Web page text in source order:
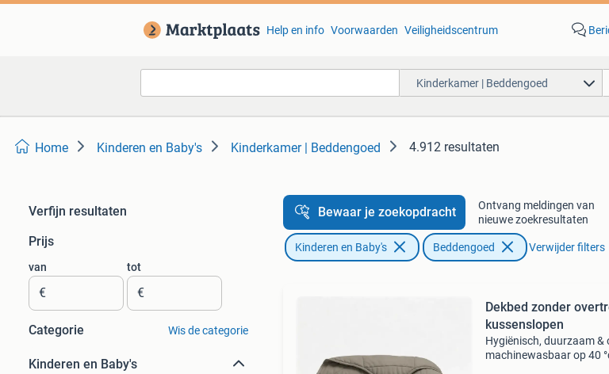
Help en info Voorwaarden Veiligheidscentrum
Kinderkamer | Beddengoed
Home Kinderen en Baby's Kinderkamer | Beddengoed 4.912 resultaten
Verfijn resultaten
Prijs
van
€
tot
€
Categorie Wis de categorie
Kinderen en Baby's
Bewaar je zoekopdracht
Ontvang meldingen van
nieuwe zoekresultaten
Kinderen en Baby's Beddengoed Verwijder filters
Dekbed zonder
kussenslopen
Hygiënisch, duurzaam
machinewasbaar op 40